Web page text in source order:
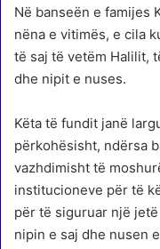
Në banseën e famijes
nëna e vitimës, e cila
të saj të vetëm Halilit,
dhe nipit e nuses.
Këta të fundit janë
përkohësisht, ndërsa
vazhdimisht të
institucioneve për të
për të siguruar një
nipin e saj dhe nusen